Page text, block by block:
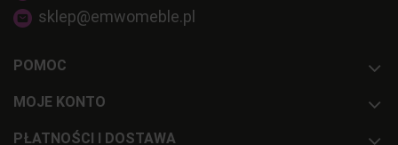
sklep@emwomeble.pl
POMOC
MOJE KONTO
PŁATNOŚCI I DOSTAWA